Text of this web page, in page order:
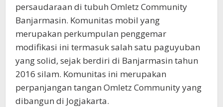
persaudaraan di tubuh Omletz Community
Banjarmasin. Komunitas mobil yang
merupakan perkumpulan penggemar
modifikasi ini termasuk salah satu paguyuban
yang solid, sejak berdiri di Banjarmasin tahun
2016 silam. Komunitas ini merupakan
perpanjangan tangan Omletz Community yang
dibangun di Jogjakarta.